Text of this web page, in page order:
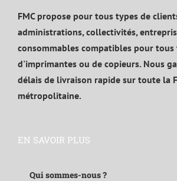
FMC propose pour tous types de
administrations, collectivités,
consommables compatibles pour tous
d'imprimantes ou de copieurs. Nous
délais de livraison rapide sur toute la
métropolitaine.
EN SAVOIR PLUS
Qui sommes-nous ?